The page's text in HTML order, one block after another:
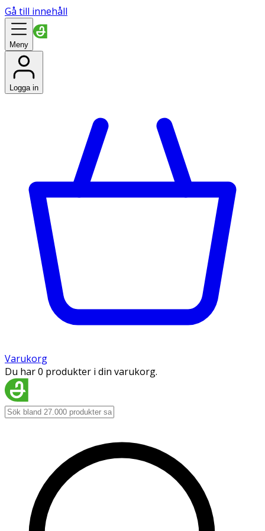
Gå till innehåll
Meny
Logga in
Varukorg
Du har 0 produkter i din varukorg.